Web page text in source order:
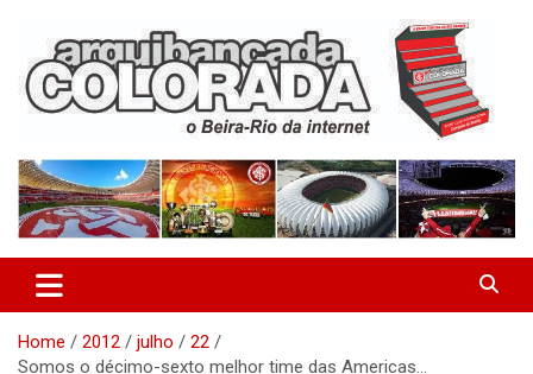
content
Arquibancada Colorada
Home 2012 julho
22
Somos o décimo-sexto melhor time das Americas…